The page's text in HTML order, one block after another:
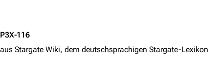
Stargate Infinity
P3X-116
aus Stargate Wiki, dem deutschsprachigen Stargate-Lexikon